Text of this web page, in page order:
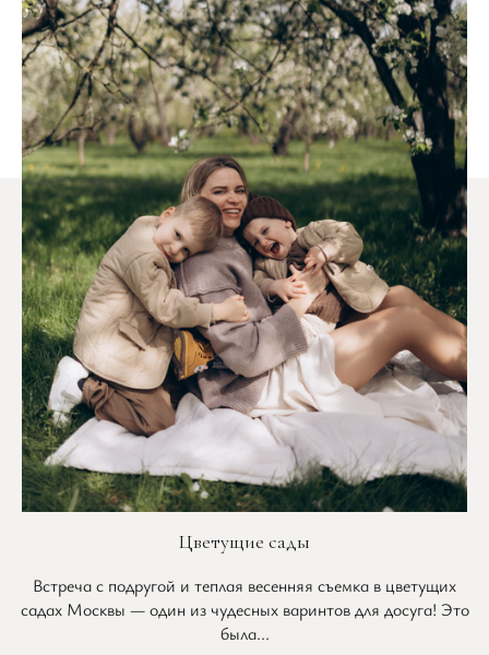
Цветущие сады
Встреча с подругой и теплая весенняя съемка в цветущих
садах Москвы — один из чудесных варинтов для досуга! Это
была...